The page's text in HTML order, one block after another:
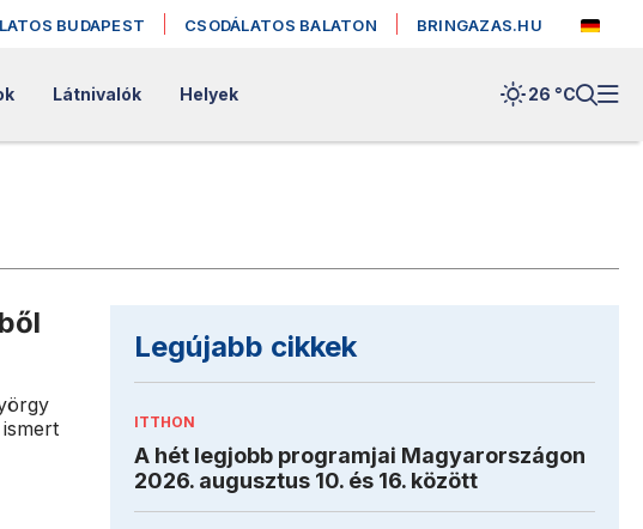
BUDAPEST CSODÁLATOS BALATON BRINGAZAS.HU
Látnivalók Helyek 26 °C
Legújabb cikkek
ITTHON
A hét legjobb programjai Magyarországon
2026. augusztus 10. és 16. között